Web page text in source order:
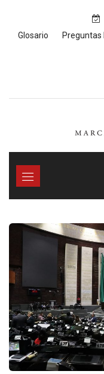
contentGlosario
Preguntas